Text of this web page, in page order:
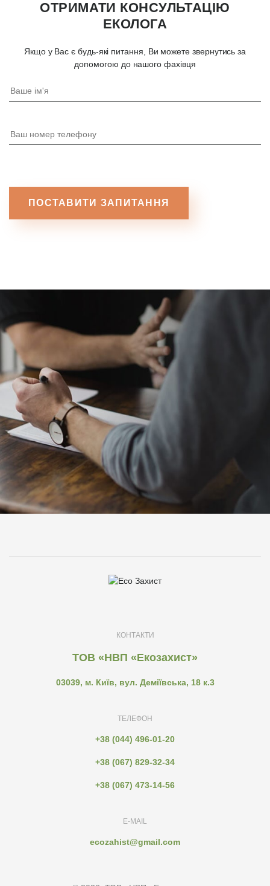
ОТРИМАТИ КОНСУЛЬТАЦІЮ
ЕКОЛОГА
Якщо у Вас є будь-які питання, Ви можете звернутись за
допомогою до нашого фахівця
КОНТАКТИ
ТОВ «НВП «Екозахист»
03039, м. Київ, вул. Деміївська, 18 к.3
ТЕЛЕФОН
+38 (044) 496-01-20
+38 (067) 829-32-34
+38 (067) 473-14-56
E-MAIL
ecozahist@gmail.com